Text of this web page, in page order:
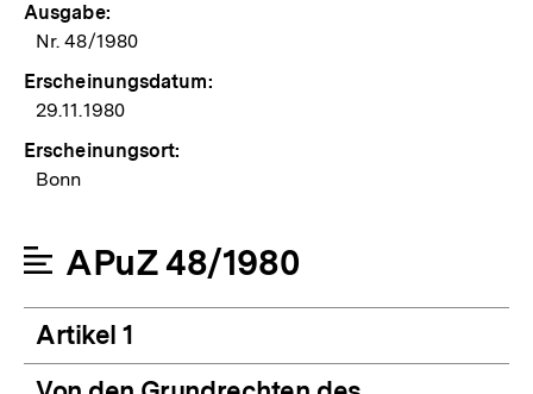
Ausgabe:
Nr. 48/1980
Erscheinungsdatum:
29.11.1980
Erscheinungsort:
Bonn
APuZ 48/1980
Artikel 1